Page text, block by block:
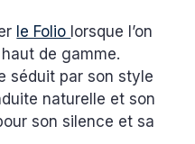
le Folio lorsque l’on
de gamme.
séduit par son style
naturelle et son
son silence et sa